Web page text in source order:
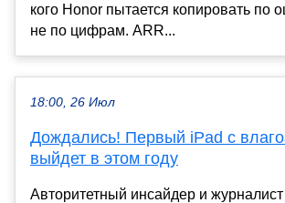
кого Honor пытается копировать по
не по цифрам. ARR...
18:00, 26 Июл
Дождались! Первый iPad c
выйдет в этом году
Авторитетный инсайдер и